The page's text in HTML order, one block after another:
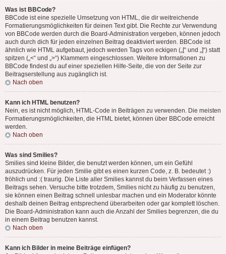
Was ist BBCode?
BBCode ist eine spezielle Umsetzung von HTML, die dir weitreichende
Formatierungsmöglichkeiten für deinen Text gibt. Die Rechte zur Verwendung
von BBCode werden durch die Board-Administration vergeben, können jedoch
auch durch dich für jeden einzelnen Beitrag deaktiviert werden. BBCode ist
ähnlich wie HTML aufgebaut, jedoch werden Tags von eckigen („[“ und „]“) statt
spitzen („<“ und „>“) Klammern eingeschlossen. Weitere Informationen zu
BBCode findest du auf einer speziellen Hilfe-Seite, die von der Seite zur
Beitragserstellung aus zugänglich ist.
Nach oben
Kann ich HTML benutzen?
Nein, es ist nicht möglich, HTML-Code in Beiträgen zu verwenden. Die meisten
Formatierungsmöglichkeiten, die HTML bietet, können über BBCode erreicht
werden.
Nach oben
Was sind Smilies?
Smilies sind kleine Bilder, die benutzt werden können, um ein Gefühl
auszudrücken. Für jeden Smilie gibt es einen kurzen Code, z. B. bedeutet :)
fröhlich und :( traurig. Die Liste aller Smilies kannst du beim Verfassen eines
Beitrags sehen. Versuche bitte trotzdem, Smilies nicht zu häufig zu benutzen,
sie können einen Beitrag schnell unlesbar machen und ein Moderator könnte
deshalb deinen Beitrag entsprechend überarbeiten oder gar komplett löschen.
Die Board-Administration kann auch die Anzahl der Smilies begrenzen, die du
in einem Beitrag benutzen kannst.
Nach oben
Kann ich Bilder in meine Beiträge einfügen?